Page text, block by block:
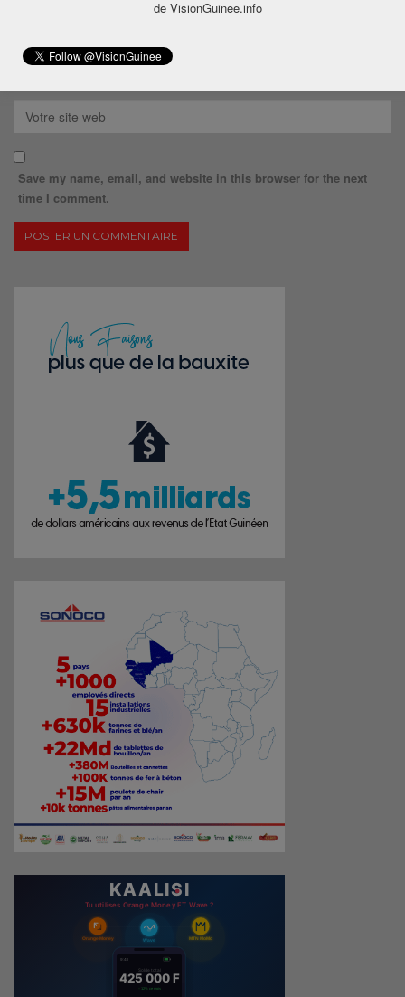
Save my name, email, and website in this browser for the next
time I comment.
de VisionGuinee.info